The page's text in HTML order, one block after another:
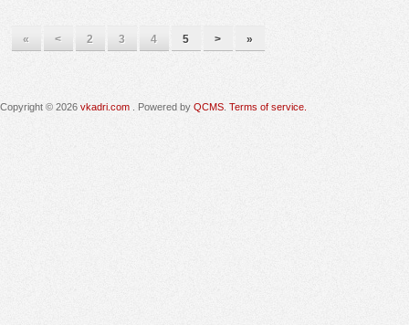
« < 2 3 4 5 > »
Copyright © 2026 vkadri.com . Powered by QCMS Terms of service.